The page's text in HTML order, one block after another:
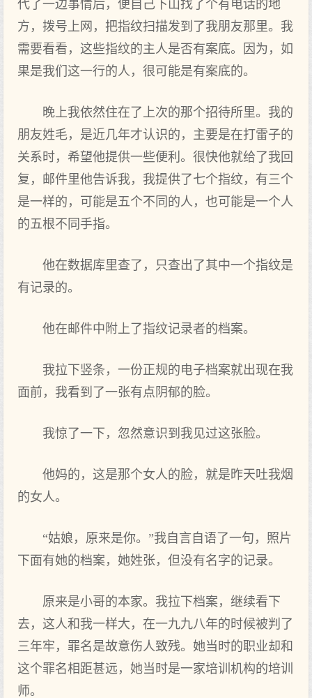
代了一边事情后，便自己下山找了个有电话的地
方，拨号上网，把指纹扫描发到了我朋友那里。我
需要看看，这些指纹的主人是否有案底。因为，如
果是我们这一行的人，很可能是有案底的。
晚上我依然住在了上次的那个招待所里。我的
朋友姓毛，是近几年才认识的，主要是在打雷子的
关系时，希望他提供一些便利。很快他就给了我回
复，邮件里他告诉我，我提供了七个指纹，有三个
是一样的，可能是五个不同的人，也可能是一个人
的五根不同手指。
他在数据库里查了，只查出了其中一个指纹是
有记录的。
他在邮件中附上了指纹记录者的档案。
我拉下竖条，一份正规的电子档案就出现在我
面前，我看到了一张有点阴郁的脸。
我惊了一下，忽然意识到我见过这张脸。
他妈的，这是那个女人的脸，就是昨天吐我烟
的女人。
“姑娘，原来是你。”我自言自语了一句，照片
下面有她的档案，她姓张，但没有名字的记录。
原来是小哥的本家。我拉下档案，继续看下
去，这人和我一样大，在一九九八年的时候被判了
三年牢，罪名是故意伤人致残。她当时的职业却和
这个罪名相距甚远，她当时是一家培训机构的培训
师。